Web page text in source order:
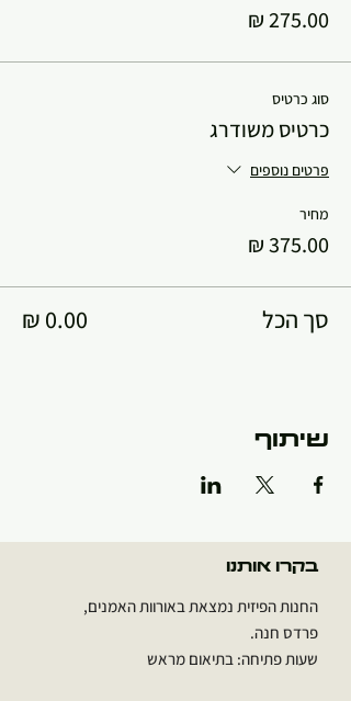
סוג כרטיס
כרטיס משודרג
פרטים נוספים
מחיר
סך הכל
שיתוף
בקרו אותנו
החנות הפיזית נמצאת באורוות האמנים,
פרדס חנה.
שעות פתיחה: בתיאום מראש